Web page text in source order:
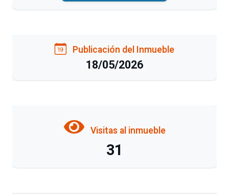
Publicación del Inmueble
18/05/2026
Visitas al inmueble
31